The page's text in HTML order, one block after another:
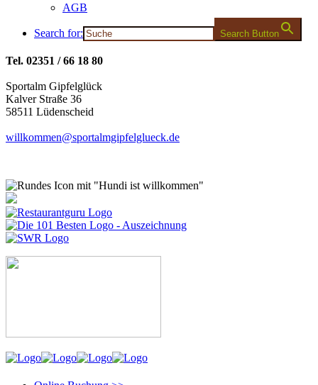
AGB
Search for: Search Button
Tel. 02351 / 66 18 80
Sportalm Gipfelglück
Kalver Straße 36
58511 Lüdenscheid
willkommen@sportalmgipfelglueck.de